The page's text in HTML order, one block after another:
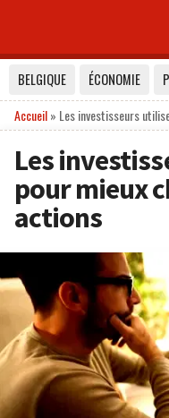
BELGIQUE ÉCONOMIE
Accueil» Les investisseurs
Les
pour mieux
actions